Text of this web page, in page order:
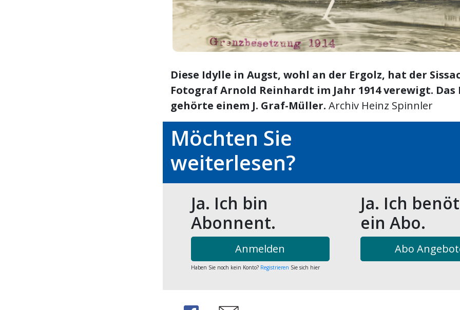
Diese Idylle in Augst, wohl an der Ergolz, hat der
Fotograf Arnold Reinhardt im Jahr 1914 verewigt. Das
gehörte einem J. Graf-Müller. Archiv Heinz Spinnler
Möchten Sie
weiterlesen?
Ja. Ich bin
Abonnent.
Anmelden
Haben Sie noch kein Konto?Registrieren Sie sich hier
Ja. Ich
ein Abo.
Abo